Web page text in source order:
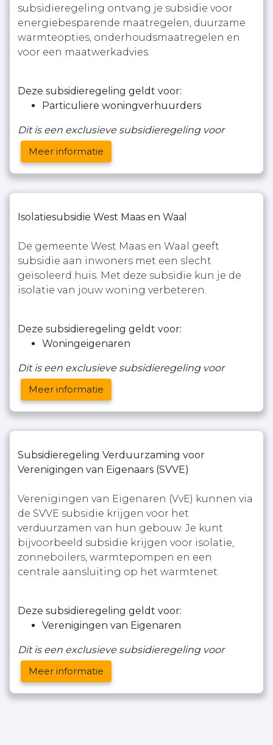
subsidieregeling ontvang je subsidie voor
energiebesparende maatregelen, duurzame
warmteopties, onderhoudsmaatregelen en
voor een maatwerkadvies.
Deze subsidieregeling geldt voor:
Particuliere woningverhuurders
Dit is een exclusieve subsidieregeling voor
Meer informatie
Isolatiesubsidie West Maas en Waal
De gemeente West Maas en Waal geeft
subsidie aan inwoners met een slecht
geïsoleerd huis. Met deze subsidie kun je de
isolatie van jouw woning verbeteren.
Deze subsidieregeling geldt voor:
Woningeigenaren
Dit is een exclusieve subsidieregeling voor
Meer informatie
Subsidieregeling Verduurzaming voor
Verenigingen van Eigenaars (SVVE)
Verenigingen van Eigenaren (VvE) kunnen via
de SVVE subsidie krijgen voor het
verduurzamen van hun gebouw. Je kunt
bijvoorbeeld subsidie krijgen voor isolatie,
zonneboilers, warmtepompen en een
centrale aansluiting op het warmtenet.
Deze subsidieregeling geldt voor:
Verenigingen van Eigenaren
Dit is een exclusieve subsidieregeling voor
Meer informatie